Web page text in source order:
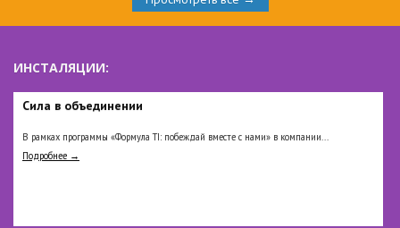
ИНСТАЛЯЦИИ:
Сила в объединении
В рамках программы «Формула TI: побеждай вместе с нами» в компании...
Подробнее →